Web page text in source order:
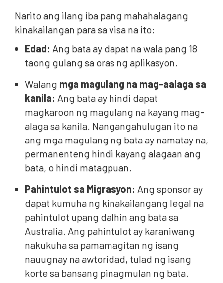
Narito ang ilang iba pang mahahalagang
kinakailangan para sa visa na ito:
Edad: Ang bata ay dapat na wala pang 18
taong gulang sa oras ng aplikasyon.
Walang mga magulang na mag-aalaga sa
kanila: Ang bata ay hindi dapat
magkaroon ng magulang na kayang mag-
alaga sa kanila. Nangangahulugan ito na
ang mga magulang ng bata ay namatay na,
permanenteng hindi kayang alagaan ang
bata, o hindi matagpuan.
Pahintulot sa Migrasyon: Ang sponsor ay
dapat kumuha ng kinakailangang legal na
pahintulot upang dalhin ang bata sa
Australia. Ang pahintulot ay karaniwang
nakukuha sa pamamagitan ng isang
nauugnay na awtoridad, tulad ng isang
korte sa bansang pinagmulan ng bata.